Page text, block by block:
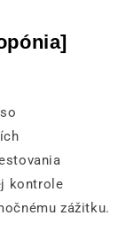
kontrole
zážitku.